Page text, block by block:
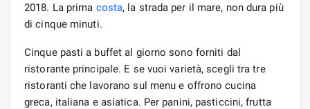
2018. La prima costa, la strada per il mare, non dura più
di cinque minuti.
Cinque pasti a buffet al giorno sono forniti dal
ristorante principale. E se vuoi varietà, scegli tra tre
ristoranti che lavorano sul menu e offrono cucina
greca, italiana e asiatica. Per panini, pasticcini, frutta